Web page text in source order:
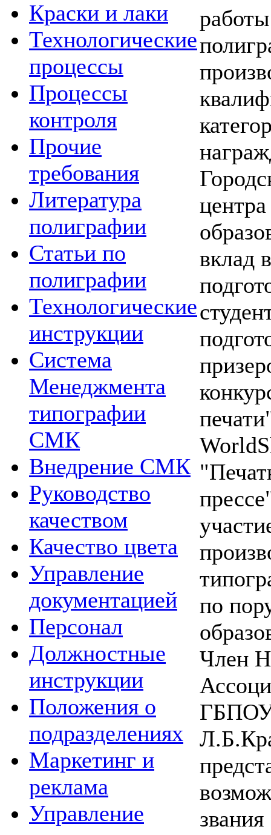
Краски и лаки
Технологические
процессы
Процессы
контроля
Прочие
требования
Литература
полиграфии
Статьи по
полиграфии
Технологические
инструкции
Система
Менеджмента
типографии
СМК
Внедрение СМК
Руководство
качеством
Качество цвета
Управление
документацией
Персонал
Должностные
инструкции
Положения о
подразделениях
Маркетинг и
реклама
Управление
вклад
по
Член